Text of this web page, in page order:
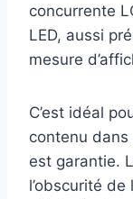
concurrente
LED, aussi
mesure
C’est idéal
contenu dans
est garantie.
l’obscurité